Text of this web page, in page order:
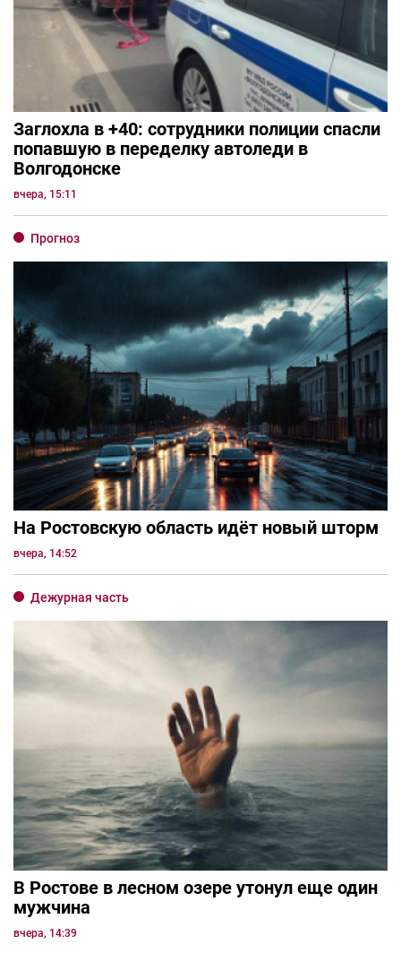
Заглохла в +40: сотрудники полиции спасли
попавшую в переделку автоледи в
Волгодонске
вчера, 15:11
Прогноз
На Ростовскую область идёт новый шторм
вчера, 14:52
Дежурная часть
В Ростове в лесном озере утонул еще один
мужчина
вчера, 14:39